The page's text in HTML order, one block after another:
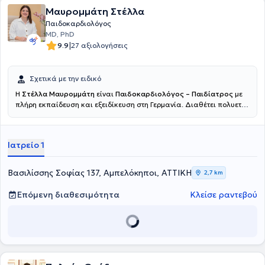
Μαυρομμάτη Στέλλα
Παιδοκαρδιολόγος
MD, PhD
9.9|27 αξιολογήσεις
Σχετικά με την ειδικό
Η Στέλλα Μαυρομμάτη είναι Παιδοκαρδιολόγος – Παιδίατρος με
πλήρη εκπαίδευση και εξειδίκευση στη Γερμανία. Διαθέτει πολυετή
διάγνωση, παρακολούθηση και αντιμετώπιση συγγενών και
και τη γενική παιδιατρική φροντίδα. Έχει εμπειρία στη διαγνωστική
υπερηχογραφία και στη φροντίδα παιδιών με αυξημένες ανάγκες
παρακολούθησης. Παρείχε παιδοκαρδιολογική αξιολόγηση και
παρακολούθηση υψηλού επιπέδου αθλητών στο πλαίσιο του
Ολυμπιακού Κέντρου Προετοιμασίας του Έσσεν, διασφαλίζοντας
την ασφαλή συμμετοχή τους στον αθλητισμό. Σήμερα εργάζεται στο
εξατομικευμένη ιατρική φροντίδα, με έμφαση στην ασφάλεια του
Ιατρείο 1
Βασιλίσσης Σοφίας 137, Αμπελόκηποι, ΑΤΤΙΚΗ 2,7 km
Επόμενη διαθεσιμότητα Κλείσε ραντεβού